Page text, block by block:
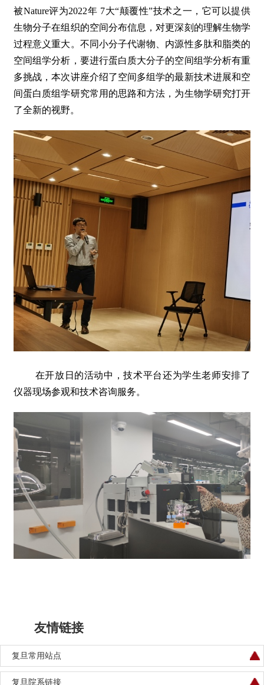
被Nature评为2022年 7大“颠覆性”技术之一，它可以提供
生物分子在组织的空间分布信息，对更深刻的理解生物学
过程意义重大。不同小分子代谢物、内源性多肽和脂类的
空间组学分析，要进行蛋白质大分子的空间组学分析有重
多挑战，本次讲座介绍了空间多组学的最新技术进展和空
间蛋白质组学研究常用的思路和方法，为生物学研究打开
了全新的视野。
在开放日的活动中，技术平台还为学生老师安排了
仪器现场参观和技术咨询服务。
友情链接
复旦常用站点
复旦院系链接